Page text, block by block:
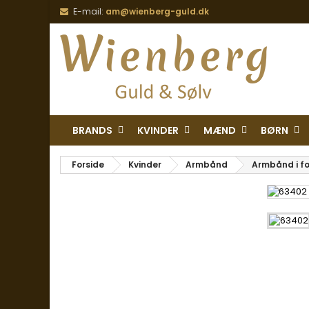
E-mail: am@wienberg-guld.dk
BRANDS KVINDER MÆND BØRN
Forside Kvinder Armbånd Armbånd i